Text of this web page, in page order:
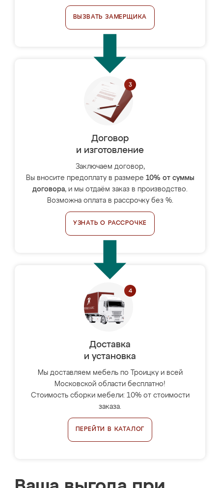
ВЫЗВАТЬ ЗАМЕРЩИКА
Договор
и изготовление
Заключаем договор,
Вы вносите предоплату в размере 10% от суммы
договора, и мы отдаём заказ в производство.
Возможна оплата в рассрочку без %.
УЗНАТЬ О РАССРОЧКЕ
Доставка
и установка
Мы доставляем мебель по Троицку и всей
Московской области бесплатно!
Стоимость сборки мебели: 10% от стоимости
заказа.
ПЕРЕЙТИ В КАТАЛОГ